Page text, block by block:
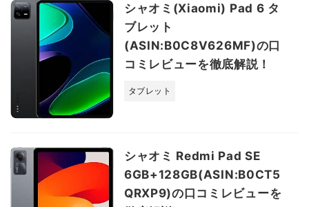
シャオミ(Xiaomi) Pad 6 タ
ブレット
(ASIN:B0C8V626MF)の口
コミレビューを徹底解説！
タブレット
シャオミ Redmi Pad SE
6GB+128GB(ASIN:B0CT5
QRXP9)の口コミレビューを